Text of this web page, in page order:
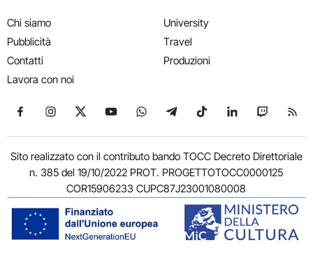
Chi siamo
Pubblicità
Contatti
Lavora con noi
University
Travel
Produzioni
Seguici su Facebook
Seguici su Instagram
Seguici su X
Seguici su YouTube
Seguici su WhatsApp
Seguici su Telegram
Seguici su TikTok
Seguici su
Seguici
Sito realizzato con il contributo bando TOCC Decreto Direttoriale
n. 385 del 19/10/2022 PROT. PROGETTOTOCC0000125
COR15906233 CUPC87J23001080008